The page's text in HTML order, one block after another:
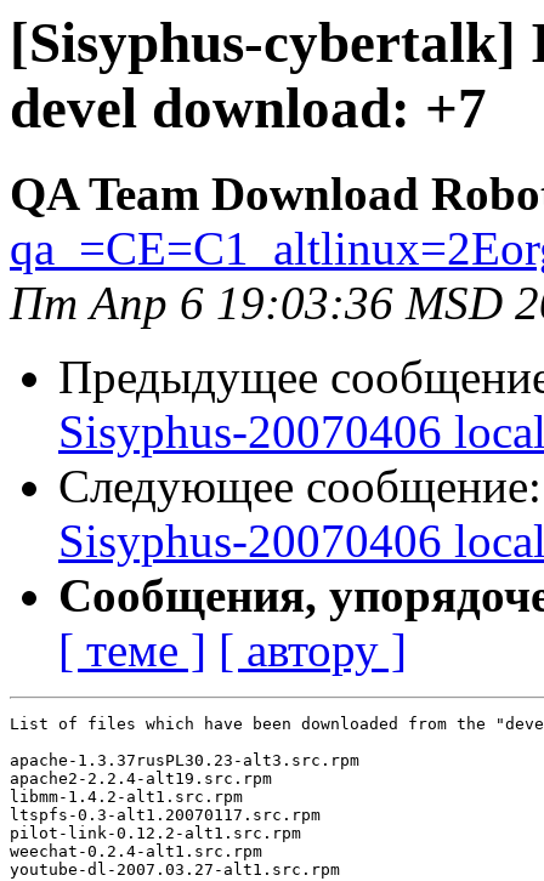
[Sisyphus-cybertalk]
devel download: +7
QA Team Download
Пт Апр 6 19:03:36 MSD
Предыдущее
Sisyphus-20070406
Следующее
Sisyphus-20070406
Сообщения,
[ теме ] [ автору ]
List of files which have been downloaded from the
apache-1.3.37rusPL30.23-alt3.src.rpm
apache2-2.2.4-alt19.src.rpm
libmm-1.4.2-alt1.src.rpm
ltspfs-0.3-alt1.20070117.src.rpm
pilot-link-0.12.2-alt1.src.rpm
weechat-0.2.4-alt1.src.rpm
youtube-dl-2007.03.27-alt1.src.rpm